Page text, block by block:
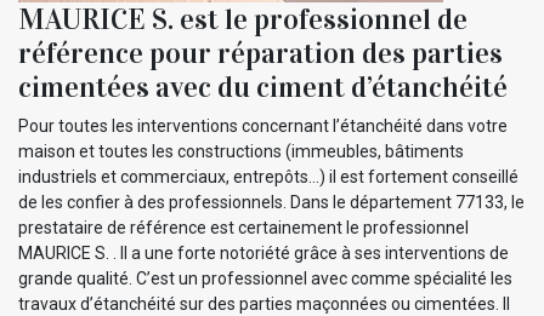
MAURICE S. est le professionnel de
référence pour réparation des parties
cimentées avec du ciment d’étanchéité
Pour toutes les interventions concernant l’étanchéité dans votre
maison et toutes les constructions (immeubles, bâtiments
industriels et commerciaux, entrepôts…) il est fortement conseillé
de les confier à des professionnels. Dans le département 77133, le
prestataire de référence est certainement le professionnel
MAURICE S. . Il a une forte notoriété grâce à ses interventions de
grande qualité. C’est un professionnel avec comme spécialité les
travaux d’étanchéité sur des parties maçonnées ou cimentées. Il